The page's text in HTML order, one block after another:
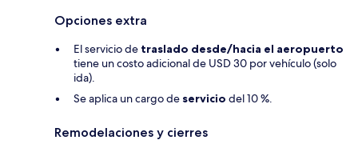
Opciones extra
El servicio de traslado desde/hacia el aeropuerto
tiene un costo adicional de USD 30 por vehículo (solo
ida).
Se aplica un cargo de servicio del 10 %.
Remodelaciones y cierres